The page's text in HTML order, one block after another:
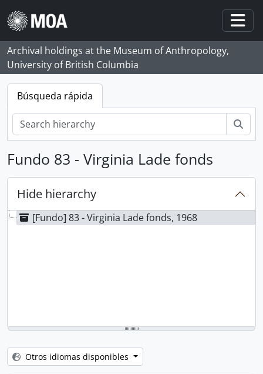
Skip to main content
Archival holdings at the Museum of Anthropology,
University of British Columbia
Búsqueda rápida
Fundo 83 - Virginia Lade fonds
Hide hierarchy
[Fundo] 83 - Virginia Lade fonds, 1968
Otros idiomas disponibles